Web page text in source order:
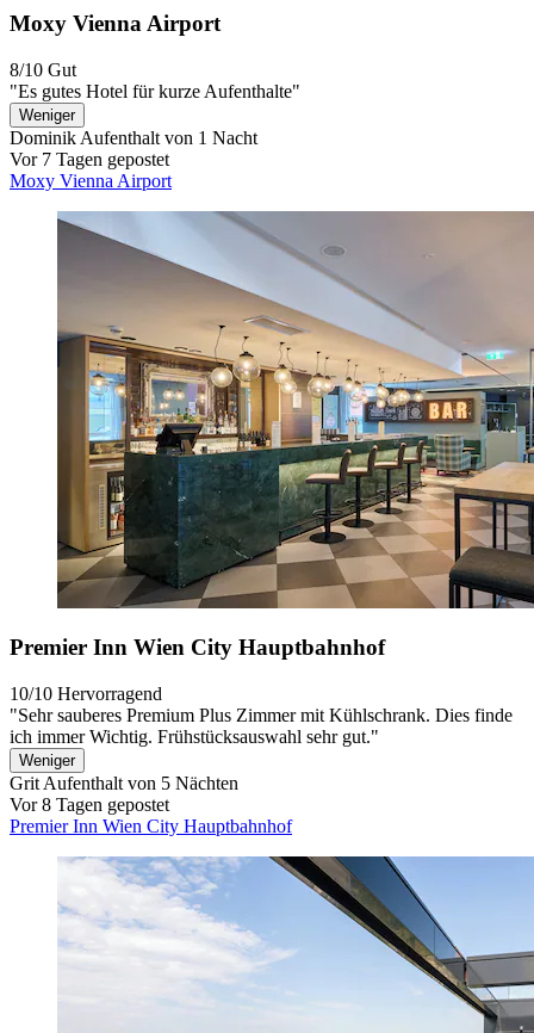
Moxy Vienna Airport
8/10 Gut
"Es gutes Hotel für kurze Aufenthalte"
Weniger
Dominik Aufenthalt von 1 Nacht
Vor 7 Tagen gepostet
Moxy Vienna Airport
Premier Inn Wien City Hauptbahnhof
10/10 Hervorragend
"Sehr sauberes Premium Plus Zimmer mit Kühlschrank. Dies finde
ich immer Wichtig. Frühstücksauswahl sehr gut."
Weniger
Grit Aufenthalt von 5 Nächten
Vor 8 Tagen gepostet
Premier Inn Wien City Hauptbahnhof